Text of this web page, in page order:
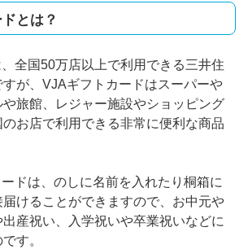
とは？
全国50万店以上で利用できる三井住
が、VJAギフトカードはスーパーや
旅館、レジャー施設やショッピング
お店で利用できる非常に便利な商品
ドは、のしに名前を入れたり桐箱に
けることができますので、お中元や
産祝い、入学祝いや卒業祝いなどに
す。